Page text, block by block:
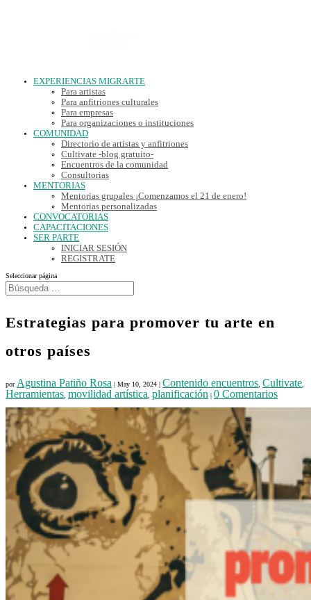
EXPERIENCIAS MIGRARTE
Para artistas
Para anfitriones culturales
Para empresas
Para organizaciones o instituciones
COMUNIDAD
Directorio de artistas y anfitriones
Cultivate -blog gratuito-
Encuentros de la comunidad
Consultorias
MENTORIAS
Mentorias grupales ¡Comenzamos el 21 de enero!
Mentorias personalizadas
CONVOCATORIAS
CAPACITACIONES
SER PARTE
INICIAR SESIÓN
REGISTRATE
Seleccionar página
Estrategias para promover tu arte en
otros países
por Agustina Patiño Rosa | May 10, 2024 | Contenido encuentros Cultivate
Herramientas movilidad artística planificación | 0 Comentarios